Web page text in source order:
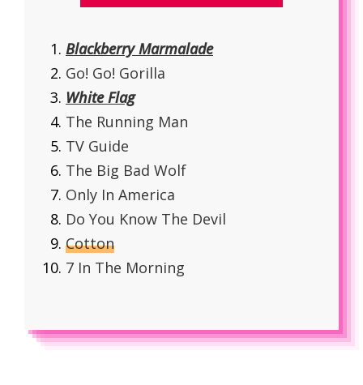
Blackberry Marmalade
Go! Go! Gorilla
White Flag
The Running Man
TV Guide
The Big Bad Wolf
Only In America
Do You Know The Devil
Cotton
7 In The Morning